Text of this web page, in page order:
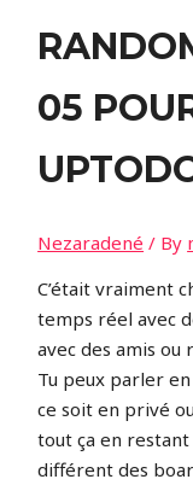
05
Nezaradené / By
C’était vraiment
temps réel avec
avec des amis
Tu peux parler
ce soit en privé
tout ça en restant
différent des